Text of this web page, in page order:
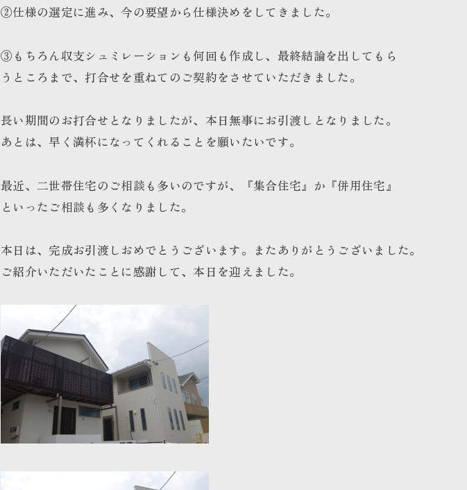
②仕様の選定に進み、今の要望から仕様決めをしてきました。
③もちろん収支シュミレーションも何回も作成し、最終結論を出してもら
うところまで、打合せを重ねてのご契約をさせていただきました。
長い期間のお打合せとなりましたが、本日無事にお引渡しとなりました。
あとは、早く満杯になってくれることを願いたいです。
最近、二世帯住宅のご相談も多いのですが、『集合住宅』か『併用住宅』
といったご相談も多くなりました。
本日は、完成お引渡しおめでとうございます。またありがとうございました。
ご紹介いただいたことに感謝して、本日を迎えました。